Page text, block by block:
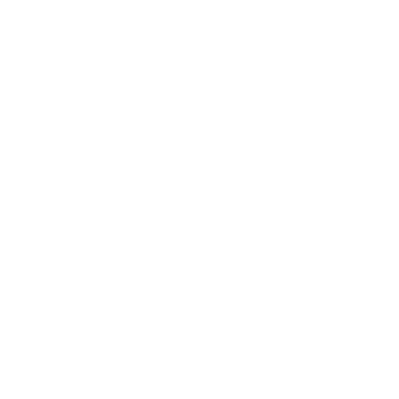
Link, öffnet neues Fenster)
(externer Link, öffnet neues Fenster)